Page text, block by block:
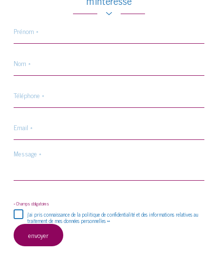
*
*
*
*
Message
* Champs obligatoires
j'ai pris connaissance de la politique de confidentialité et des informations relatives au
traitement de mes données personnelles **
envoyer